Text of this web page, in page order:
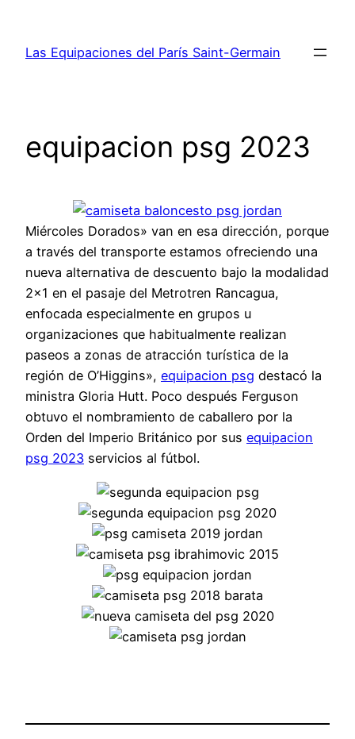
contenido
Las Equipaciones del París Saint-Germain
equipacion psg 2023
Miércoles Dorados» van en esa dirección, porque
a través del transporte estamos ofreciendo una
nueva alternativa de descuento bajo la modalidad
2×1 en el pasaje del Metrotren Rancagua,
enfocada especialmente en grupos u
organizaciones que habitualmente realizan
paseos a zonas de atracción turística de la
región de O’Higgins», equipacion psg destacó la
ministra Gloria Hutt. Poco después Ferguson
obtuvo el nombramiento de caballero por la
Orden del Imperio Británico por sus equipacion
psg 2023 servicios al fútbol.